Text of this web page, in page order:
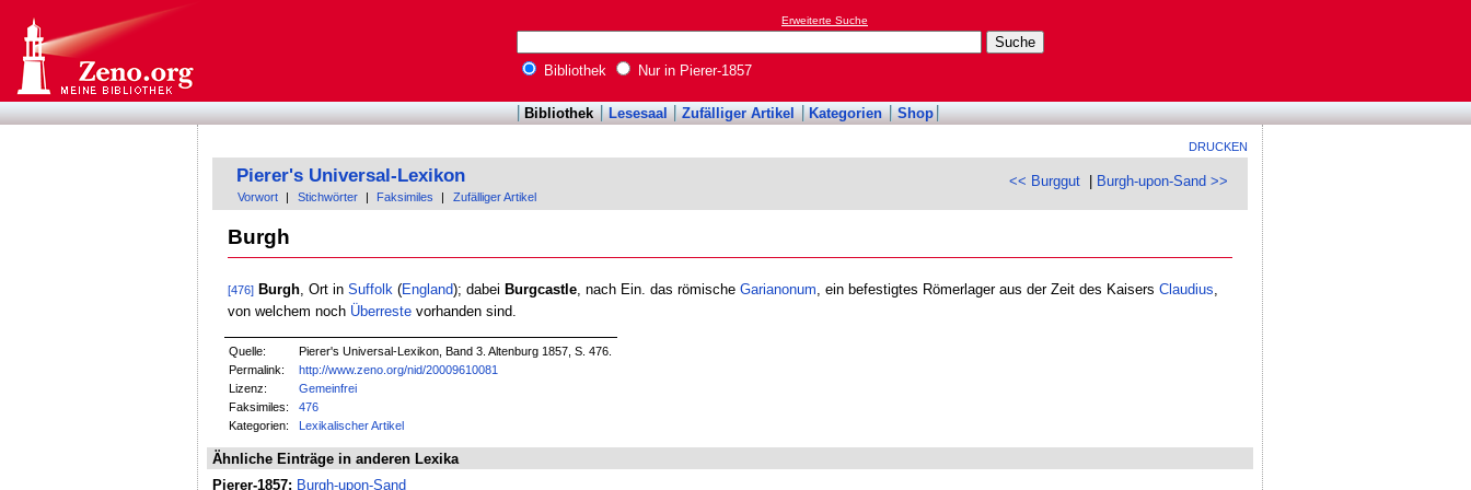
Erweiterte Suche
Bibliothek Nur in Pierer-1857
Bibliothek Lesesaal Zufälliger Artikel Kategorien Shop
DRUCKEN
<< Burggut Burgh-upon-Sand >>
Pierer's Universal-Lexikon
Vorwort Stichwörter Faksimiles Zufälliger Artikel
Burgh
[476] Burgh, Ort in Suffolk (England); dabei Burgcastle, nach Ein. das römische Garianonum , ein befestigtes Römerlager aus der Zeit des Kaisers Claudius
von welchem noch Überrestevorhanden sind.
Quelle:
Pierer's Universal-Lexikon, Band 3. Altenburg 1857, S. 476.
Permalink:
http://www.zeno.org/nid/20009610081
Lizenz:
Gemeinfrei
Faksimiles:
476
Kategorien:
Lexikalischer Artikel
Ähnliche Einträge in anderen Lexika
Pierer-1857: Burgh-upon-Sand